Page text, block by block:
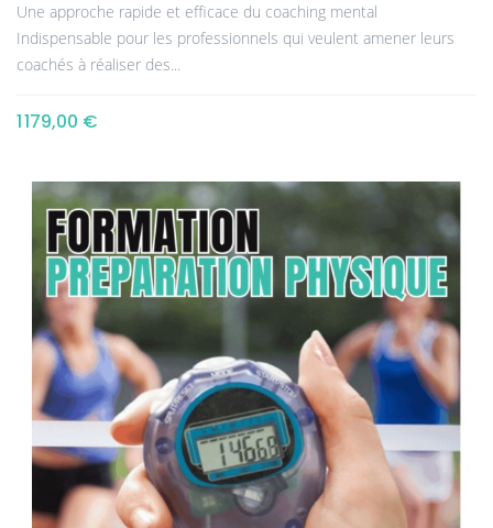
Une approche rapide et efficace du coaching mental
Indispensable pour les professionnels qui veulent amener leurs
coachés à réaliser des...
1 179,00 €